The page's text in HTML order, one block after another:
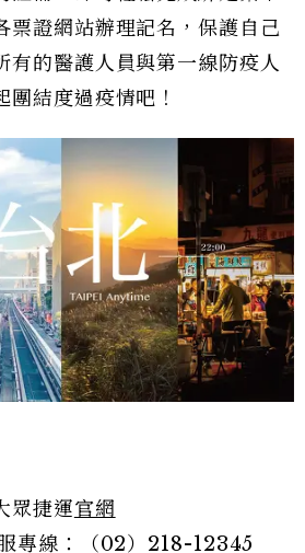
票證網站辦理記名，保護自己
有的醫護人員與第一線防疫人
團結度過疫情吧！
眾捷運官網
專線：（02）218-12345